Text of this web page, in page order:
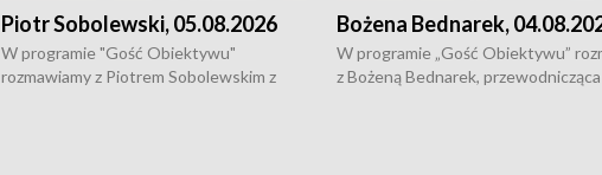
Piotr Sobolewski, 05.08.2026
W programie "Gość Obiektywu"
rozmawiamy z Piotrem Sobolewskim z
Bożena Bednarek,
W programie „Gość Obiektywu”
z Bożeną Bednarek, przewodnicząca